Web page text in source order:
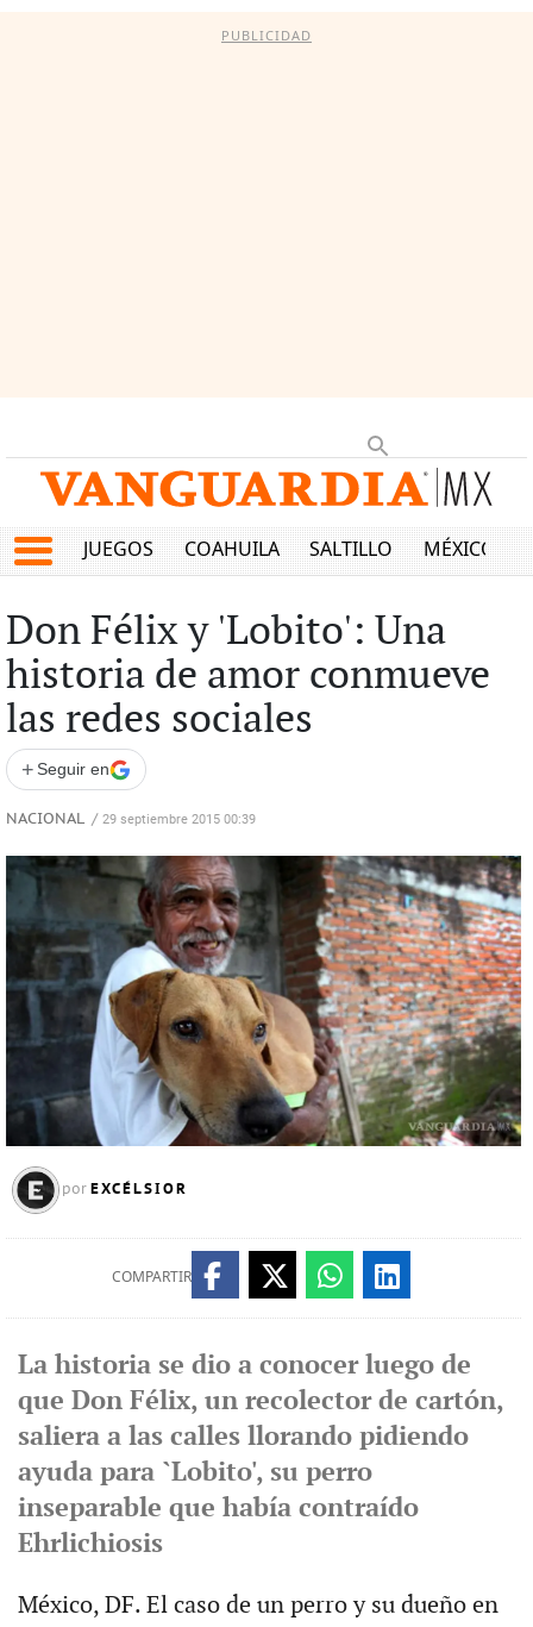
PUBLICIDAD
JUEGOS COAHUILA SALTILLO MÉXICO
Don Félix y 'Lobito': Una
historia de amor conmueve
las redes sociales
+ Seguir en
NACIONAL / 29 septiembre 2015 00:39
por EXCÉLSIOR
COMPARTIR
La historia se dio a conocer luego de
que Don Félix, un recolector de cartón,
saliera a las calles llorando pidiendo
ayuda para `Lobito', su perro
inseparable que había contraído
Ehrlichiosis
México, DF. El caso de un perro y su dueño en